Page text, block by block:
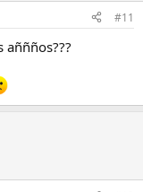
#11